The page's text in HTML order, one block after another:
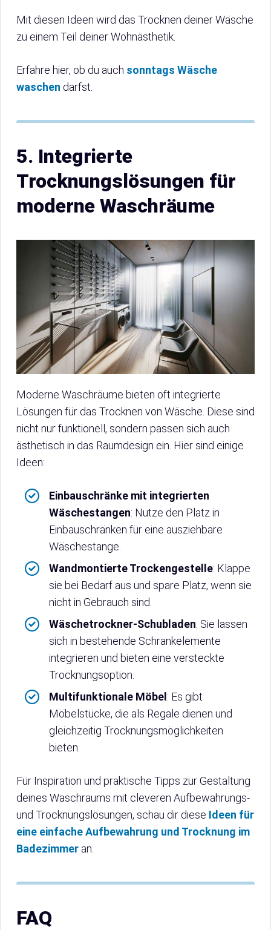
Mit diesen Ideen wird das Trocknen deiner Wäsche
zu einem Teil deiner Wohnästhetik.
Erfahre hier, ob du auch sonntags Wäsche
waschen darfst.
5. Integrierte
Trocknungslösungen für
moderne Waschräume
Moderne Waschräume bieten oft integrierte
Lösungen für das Trocknen von Wäsche. Diese sind
nicht nur funktionell, sondern passen sich auch
ästhetisch in das Raumdesign ein. Hier sind einige
Ideen:
Einbauschränke mit integrierten
Wäschestangen: Nutze den Platz in
Einbauschränken für eine ausziehbare
Wäschestange.
Wandmontierte Trockengestelle: Klappe
sie bei Bedarf aus und spare Platz, wenn sie
nicht in Gebrauch sind.
Wäschetrockner-Schubladen: Sie lassen
sich in bestehende Schrankelemente
integrieren und bieten eine versteckte
Trocknungsoption.
Multifunktionale Möbel : Es gibt
Möbelstücke, die als Regale dienen und
gleichzeitig Trocknungsmöglichkeiten
bieten.
Für Inspiration und praktische Tipps zur Gestaltung
deines Waschraums mit cleveren Aufbewahrungs-
und Trocknungslösungen, schau dir diese Ideen für
eine einfache Aufbewahrung und Trocknung im
Badezimmer an.
FAQ